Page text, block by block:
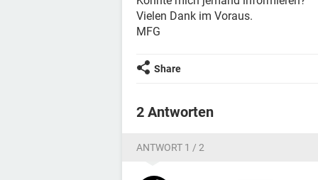
Vielen Dank im Voraus.
MFG
Share
2 Antworten
ANTWORT 1 / 2